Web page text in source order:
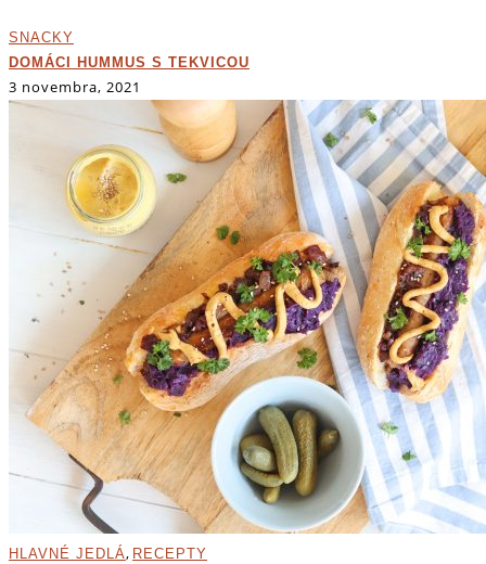
SNACKY
DOMÁCI HUMMUS S TEKVICOU
3 novembra, 2021
HLAVNÉ JEDLÁ , RECEPTY